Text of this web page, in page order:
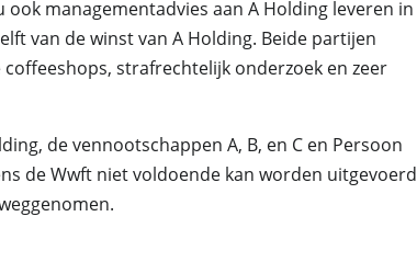
managementadvies aan A Holding leveren in
van de winst van A Holding. Beide partijen
strafrechtelijk onderzoek en zeer
de vennootschappen A, B, en C en Persoon
de Wwft niet voldoende kan worden uitgevoerd